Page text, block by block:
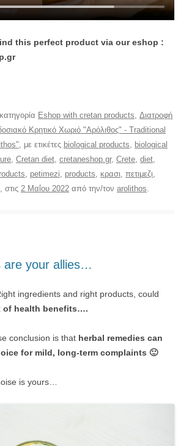
this perfect product via our eshop :
Eshop with cretan products, Διατροφή
Κρητικό Χωριό "Αρόλιθος" - Traditional
, με ετικέτες biological products, biological
, Cretan diet, cretaneshop.gr, Crete, diet,
, petimezi, products, κρασι, πετιμεζι,
, στις 2 Μαΐου 2022 από την/τον arolithos.
are your allies…
ingredients and right products, could
of health benefits….
conclusion is that herbal remedies can
for mild, long-term complaints 🙂
is yours…